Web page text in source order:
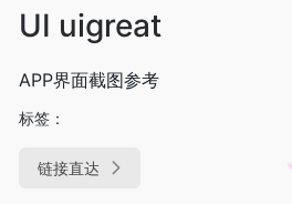
UI uigreat
APP界面截图参考
标签：
链接直达